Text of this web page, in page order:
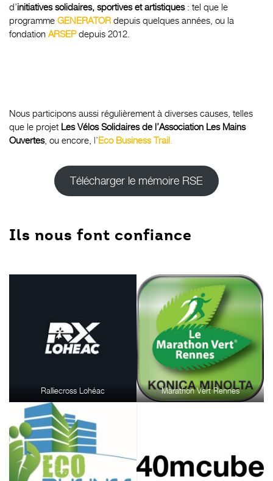
d’initiatives solidaires, sportives et artistiques: tel que le
programme GENERATOR depuis quelques années, ou la
fondation ARSEPdepuis 2012.
Nous participons aussi régulièrement à diverses causes, telles
que le projet Les Vélos Solidaires de l’Association Les Mains
Ouvertes, ou encore, l’Eco Business Trail
Télécharger le mémoire RSE
Ils nous font confiance
Ralliecross Lohéac Marathon Vert Rennes